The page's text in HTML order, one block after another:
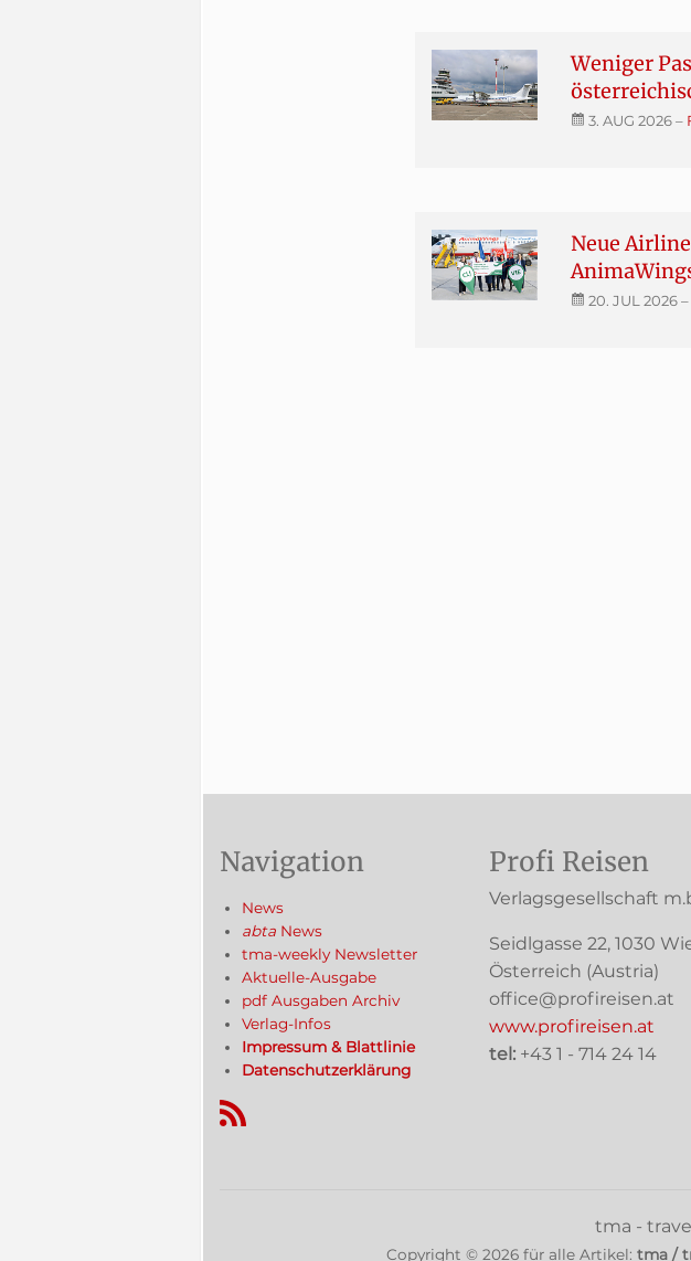
Weniger
3. AUG 2026–
Neue
20. JUL 2026–
Navigation
News
abta News
tma-weekly Newsletter
Aktuelle-Ausgabe
pdf Ausgaben Archiv
Verlag-Infos
Impressum & Blattlinie
Datenschutzerklärung
RSS-Feed
Profi Reisen
Verlagsgesellschaft
Seidlgasse 22, 1030
Österreich (Austria)
office@profireisen.at
www.profireisen.at
tel: +43 1 - 714 24 14
tma -
Copyright © 2026 für alle Artikel: tma /